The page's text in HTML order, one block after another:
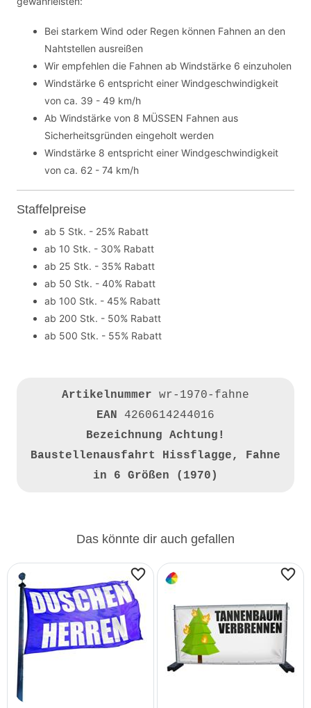
Bei starkem Wind oder Regen können Fahnen an den
Nahtstellen ausreißen
Wir empfehlen die Fahnen ab Windstärke 6 einzuholen
Windstärke 6 entspricht einer Windgeschwindigkeit
von ca. 39 - 49 km/h
Ab Windstärke von 8 MÜSSEN Fahnen aus
Sicherheitsgründen eingeholt werden
Windstärke 8 entspricht einer Windgeschwindigkeit
von ca. 62 - 74 km/h
Staffelpreise
ab 5 Stk. - 25% Rabatt
ab 10 Stk. - 30% Rabatt
ab 25 Stk. - 35% Rabatt
ab 50 Stk. - 40% Rabatt
ab 100 Stk. - 45% Rabatt
ab 200 Stk. - 50% Rabatt
ab 500 Stk. - 55% Rabatt
Artikelnummer wr-1970-fahne
EAN 4260614244016
Bezeichnung Achtung!
Baustellenausfahrt Hissflagge, Fahne
in 6 Größen (1970)
Das könnte dir auch gefallen